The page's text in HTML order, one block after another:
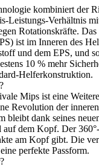
kombiniert der
Leistungs-Verhältnis
Rotationskräfte.
ist im Inneren des
und dem EPS, und
10 % mehr
Helferkonstruktion.
Mips ist eine
Revolution der
bleibt dank seines
auf dem Kopf. Der
am Kopf gibt. Die
perfekte Passform.